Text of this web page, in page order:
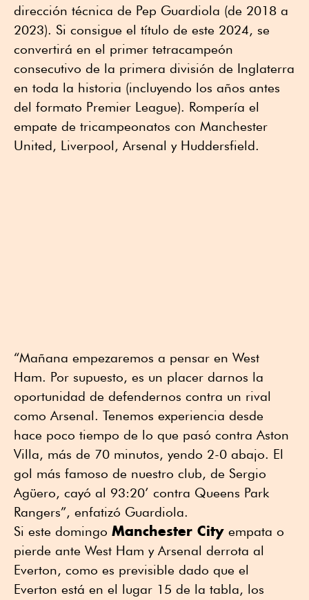
dirección técnica de Pep Guardiola (de 2018 a
2023). Si consigue el título de este 2024, se
convertirá en el primer tetracampeón
consecutivo de la primera división de Inglaterra
en toda la historia (incluyendo los años antes
del formato Premier League). Rompería el
empate de tricampeonatos con Manchester
United, Liverpool, Arsenal y Huddersfield.
“Mañana empezaremos a pensar en West
Ham. Por supuesto, es un placer darnos la
oportunidad de defendernos contra un rival
como Arsenal. Tenemos experiencia desde
hace poco tiempo de lo que pasó contra Aston
Villa, más de 70 minutos, yendo 2-0 abajo. El
gol más famoso de nuestro club, de Sergio
Agüero, cayó al 93:20’ contra Queens Park
Rangers”, enfatizó Guardiola.
Si este domingo Manchester City empata o
pierde ante West Ham y Arsenal derrota al
Everton, como es previsible dado que el
Everton está en el lugar 15 de la tabla, los